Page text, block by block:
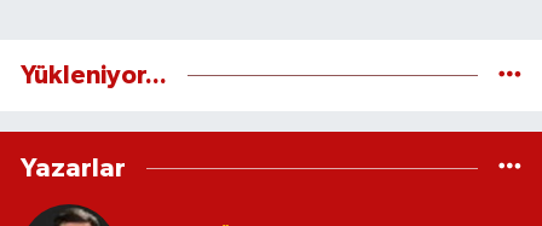
Yükleniyor...
Yazarlar